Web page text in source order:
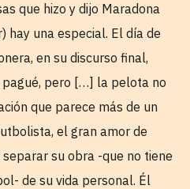
que hizo y dijo Maradona
hay una especial. El día de
en su discurso final,
pagué, pero […] la pelota no
que parece más de un
el gran amor de
su obra -que no tiene
de su vida personal. Él